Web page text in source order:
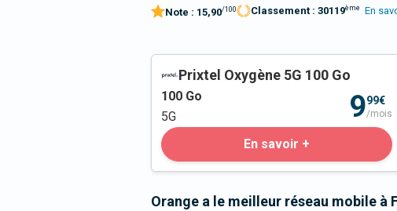
Note : 15,90/100 Classement : 30119ème En
Prixtel Oxygène 5G 100 Go
100 Go
5G
999€
/mois
En savoir +
Orange a le meilleur réseau mobile à